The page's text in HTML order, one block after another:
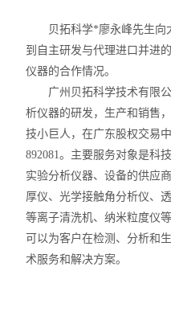
表面/界面性能测定仪
贝拓科学*廖永峰先生向
到自主研发与代理进口并进
仪器的合作情况。
广州贝拓科学技术有限
析仪器的研发，生产和销售
技小巨人，在广东股权交易
892081。主要服务对象是科
实验分析仪器、设备的供应
厚仪、光学接触角分析仪、
等离子清洗机、纳米粒度仪
可以为客户在检测、分析和
术服务和解决方案。